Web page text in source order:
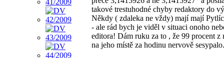
takové trestuhodné chyby redaktory do
Někdy ( zdaleka ne vždy) mají mají
- ale rád bych je viděl v situaci onoho
editora! Dám ruku za to , že 99 procent z
na jeho místě za hodinu nervově sesypalo.